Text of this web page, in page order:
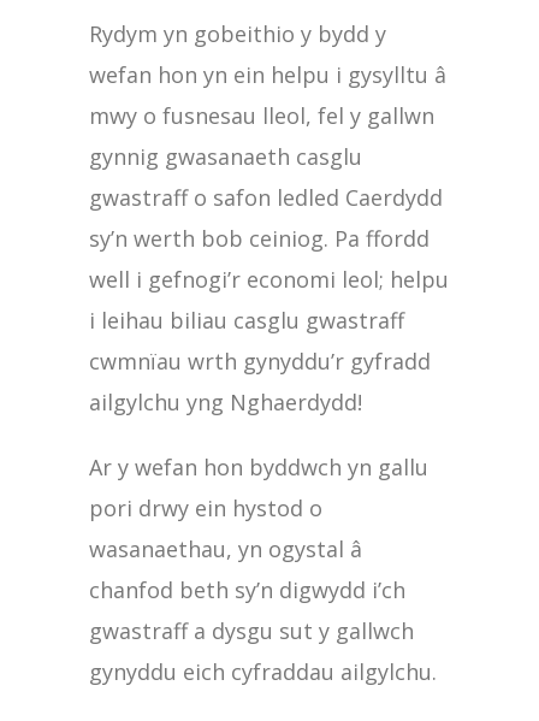
Rydym yn gobeithio y bydd y
wefan hon yn ein helpu i gysylltu â
mwy o fusnesau lleol, fel y gallwn
gynnig gwasanaeth casglu
gwastraff o safon ledled Caerdydd
sy’n werth bob ceiniog. Pa ffordd
well i gefnogi’r economi leol; helpu
i leihau biliau casglu gwastraff
cwmnïau wrth gynyddu’r gyfradd
ailgylchu yng Nghaerdydd!
Ar y wefan hon byddwch yn gallu
pori drwy ein hystod o
wasanaethau, yn ogystal â
chanfod beth sy’n digwydd i’ch
gwastraff a dysgu sut y gallwch
gynyddu eich cyfraddau ailgylchu.